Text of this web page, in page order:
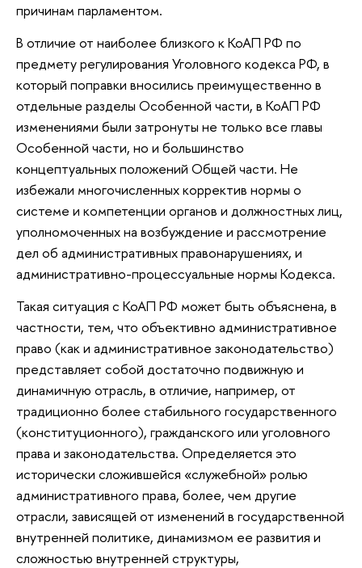
причинам парламентом.
В отличие от наиболее близкого к КоАП РФ по
предмету регулирования Уголовного кодекса РФ, в
который поправки вносились преимущественно в
отдельные разделы Особенной части, в КоАП РФ
изменениями были затронуты не только все главы
Особенной части, но и большинство
концептуальных положений Общей части. Не
избежали многочисленных корректив нормы о
системе и компетенции органов и должностных лиц,
уполномоченных на возбуждение и рассмотрение
дел об административных правонарушениях, и
административно-процессуальные нормы Кодекса.
Такая ситуация с КоАП РФ может быть объяснена, в
частности, тем, что объективно административное
право (как и административное законодательство)
представляет собой достаточно подвижную и
динамичную отрасль, в отличие, например, от
традиционно более стабильного государственного
(конституционного), гражданского или уголовного
права и законодательства. Определяется это
исторически сложившейся «служебной» ролью
административного права, более, чем другие
отрасли, зависящей от изменений в государственной
внутренней политике, динамизмом ее развития и
сложностью внутренней структуры,